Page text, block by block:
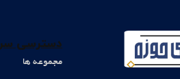
دسترسی
مجموعه ها